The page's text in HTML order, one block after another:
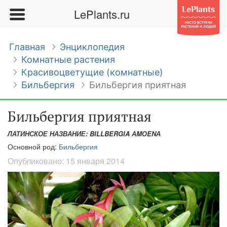
LePlants.ru
Главная
Энциклопедия
Комнатные растения
Красивоцветущие (комнатные)
Бильбергия
Бильбергия приятная
Бильбергия приятная
ЛАТИНСКОЕ НАЗВАНИЕ: BILLBERGIA АMОENА
Основной род: Бильбергия
Опубликовано: 15 января 2014